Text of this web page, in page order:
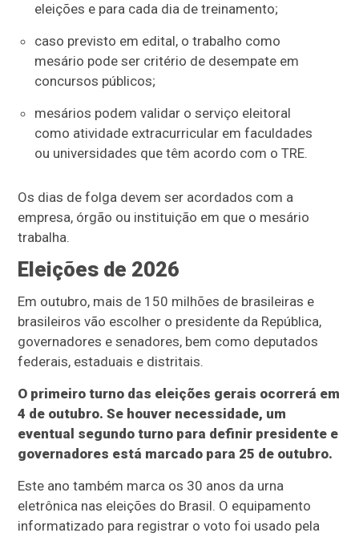
eleições e para cada dia de treinamento;
caso previsto em edital, o trabalho como
mesário pode ser critério de desempate em
concursos públicos;
mesários podem validar o serviço eleitoral
como atividade extracurricular em faculdades
ou universidades que têm acordo com o TRE.
Os dias de folga devem ser acordados com a
empresa, órgão ou instituição em que o mesário
trabalha.
Eleições de 2026
Em outubro, mais de 150 milhões de brasileiras e
brasileiros vão escolher o presidente da República,
governadores e senadores, bem como deputados
federais, estaduais e distritais.
O primeiro turno das eleições gerais ocorrerá em
4 de outubro. Se houver necessidade, um
eventual segundo turno para definir presidente e
governadores está marcado para 25 de outubro.
Este ano também marca os 30 anos da urna
eletrônica nas eleições do Brasil. O equipamento
informatizado para registrar o voto foi usado pela